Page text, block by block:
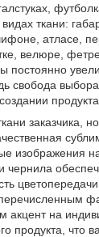
ткани:
атласе,
велюре,
постоянно
свобода
продукта.
заказчика,
изображения
акцент на
продукта, что